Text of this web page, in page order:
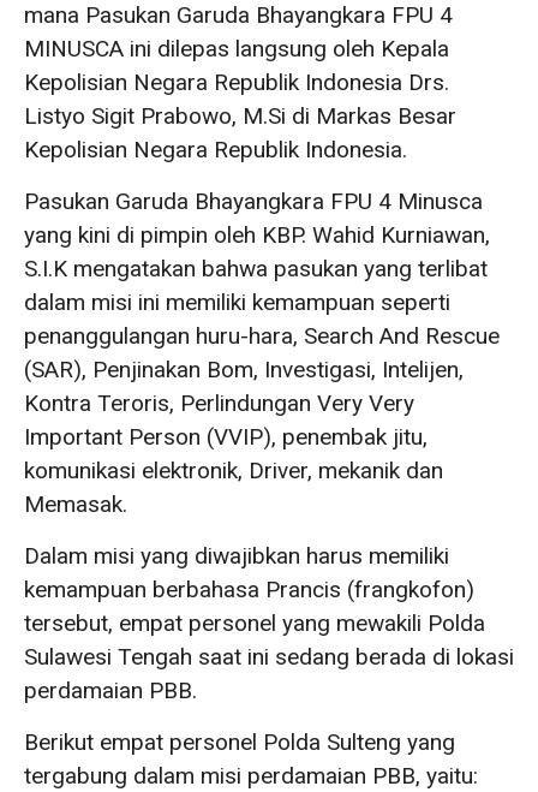
mana Pasukan Garuda Bhayangkara FPU 4
MINUSCA ini dilepas langsung oleh Kepala
Kepolisian Negara Republik Indonesia Drs.
Listyo Sigit Prabowo, M.Si di Markas Besar
Kepolisian Negara Republik Indonesia.
Pasukan Garuda Bhayangkara FPU 4 Minusca
yang kini di pimpin oleh KBP. Wahid Kurniawan,
S.I.K mengatakan bahwa pasukan yang terlibat
dalam misi ini memiliki kemampuan seperti
penanggulangan huru-hara, Search And Rescue
(SAR), Penjinakan Bom, Investigasi, Intelijen,
Kontra Teroris, Perlindungan Very Very
Important Person (VVIP), penembak jitu,
komunikasi elektronik, Driver, mekanik dan
Memasak.
Dalam misi yang diwajibkan harus memiliki
kemampuan berbahasa Prancis (frangkofon)
tersebut, empat personel yang mewakili Polda
Sulawesi Tengah saat ini sedang berada di lokasi
perdamaian PBB.
Berikut empat personel Polda Sulteng yang
tergabung dalam misi perdamaian PBB, yaitu: